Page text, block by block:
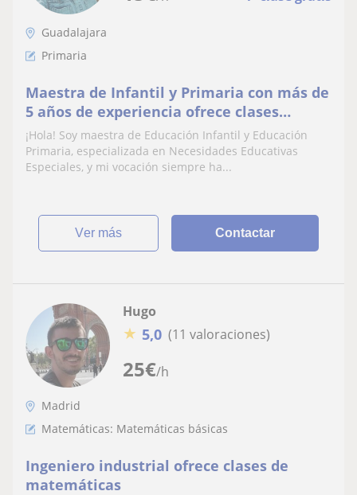
Guadalajara
Primaria
Maestra de Infantil y Primaria con más de
5 años de experiencia ofrece clases
particulares para niños/as en
Guadalajara.
¡Hola! Soy maestra de Educación Infantil y Educación
Primaria, especializada en Necesidades Educativas
Especiales, y mi vocación siempre ha...
ver más Contactar
25€/h
Hugo
★ 5,0 (11 valoraciones)
Madrid
Matemáticas: Matemáticas básicas
Ingeniero industrial ofrece clases de
matemáticas